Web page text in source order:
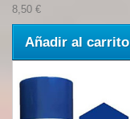
8,50 €
Añadir al carrito